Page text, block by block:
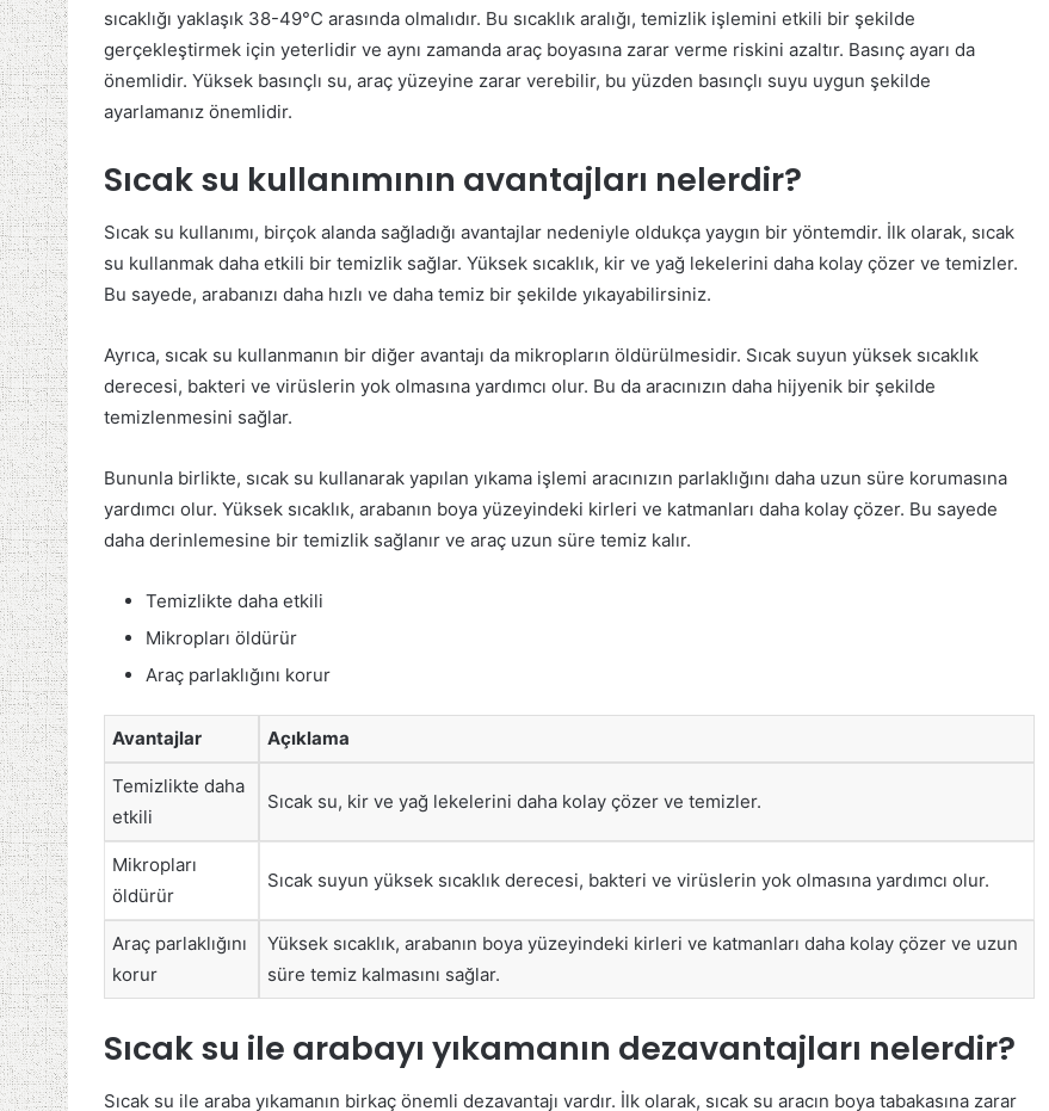
sıcaklığı yaklaşık 38-49°C arasında olmalıdır. Bu sıcaklık aralığı, temizlik işlemini etkili bir şekilde
gerçekleştirmek için yeterlidir ve aynı zamanda araç boyasına zarar verme riskini azaltır. Basınç ayarı da
önemlidir. Yüksek basınçlı su, araç yüzeyine zarar verebilir, bu yüzden basınçlı suyu uygun şekilde
ayarlamanız önemlidir.
Sıcak su kullanımının avantajları nelerdir?
Sıcak su kullanımı, birçok alanda sağladığı avantajlar nedeniyle oldukça yaygın bir yöntemdir. İlk olarak, sıcak
su kullanmak daha etkili bir temizlik sağlar. Yüksek sıcaklık, kir ve yağ lekelerini daha kolay çözer ve temizler.
Bu sayede, arabanızı daha hızlı ve daha temiz bir şekilde yıkayabilirsiniz.
Ayrıca, sıcak su kullanmanın bir diğer avantajı da mikropların öldürülmesidir. Sıcak suyun yüksek sıcaklık
derecesi, bakteri ve virüslerin yok olmasına yardımcı olur. Bu da aracınızın daha hijyenik bir şekilde
temizlenmesini sağlar.
Bununla birlikte, sıcak su kullanarak yapılan yıkama işlemi aracınızın parlaklığını daha uzun süre korumasına
yardımcı olur. Yüksek sıcaklık, arabanın boya yüzeyindeki kirleri ve katmanları daha kolay çözer. Bu sayede
daha derinlemesine bir temizlik sağlanır ve araç uzun süre temiz kalır.
Temizlikte daha etkili
Mikropları öldürür
Araç parlaklığını korur
Avantajlar Açıklama
Temizlikte daha
etkili
Sıcak su, kir ve yağ lekelerini daha kolay çözer ve temizler.
Mikropları
öldürür
Sıcak suyun yüksek sıcaklık derecesi, bakteri ve virüslerin yok olmasına yardımcı olur.
Araç parlaklığını
korur
Yüksek sıcaklık, arabanın boya yüzeyindeki kirleri ve katmanları daha kolay çözer ve uzun
süre temiz kalmasını sağlar.
Sıcak su ile arabayı yıkamanın dezavantajları nelerdir?
Sıcak su ile araba yıkamanın birkaç önemli dezavantajı vardır. İlk olarak, sıcak su aracın boya tabakasına zarar